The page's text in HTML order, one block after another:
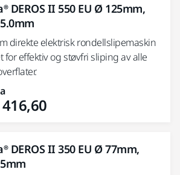
DEROS II 550 EU Ø 125mm,
direkte elektrisk rondellslipemaskin
for effektiv og støvfri sliping av alle
DEROS II 350 EU Ø 77mm,